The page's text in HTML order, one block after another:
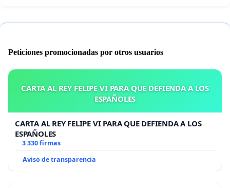
Peticiones promocionadas por otros usuarios
CARTA AL REY FELIPE VI PARA QUE DEFIENDA A LOS
ESPAÑOLES
CARTA AL REY FELIPE VI PARA QUE DEFIENDA A LOS
ESPAÑOLES
3 330 firmas
Aviso de transparencia